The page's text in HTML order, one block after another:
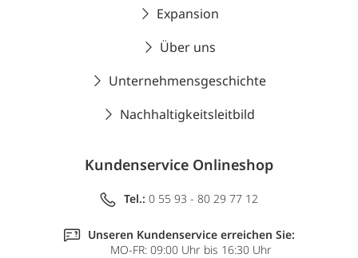
Expansion
Über uns
Unternehmensgeschichte
Nachhaltigkeitsleitbild
Kundenservice Onlineshop
Tel.: 0 55 93 - 80 29 77 12
Unseren Kundenservice erreichen Sie:
MO-FR: 09:00 Uhr bis 16:30 Uhr